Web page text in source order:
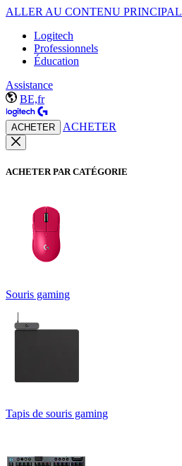
ALLER AU CONTENU PRINCIPAL
Logitech
Professionnels
Éducation
Assistance
BE,fr
ACHETER ACHETER
ACHETER PAR CATÉGORIE
Souris gaming
Tapis de souris gaming